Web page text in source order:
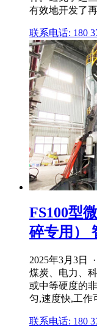
有效地开发了
联系电话: 180
FS100型
碎专用）
2025年3月3日
煤炭、电力、
或中等硬度的
匀,速度快,工作
联系电话: 180